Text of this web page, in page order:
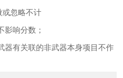
忽略不计
影响分数；
器有关联的非武器本身项目不作